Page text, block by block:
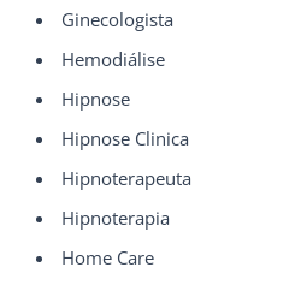
Ginecologista
Hemodiálise
Hipnose
Hipnose Clinica
Hipnoterapeuta
Hipnoterapia
Home Care